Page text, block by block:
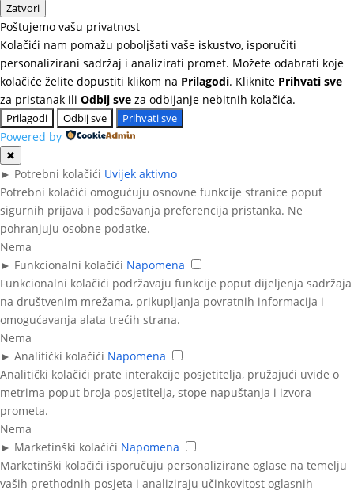
Zatvori
Poštujemo vašu privatnost
Kolačići nam pomažu poboljšati vaše iskustvo, isporučiti
personalizirani sadržaj i analizirati promet. Možete odabrati koje
kolačiće želite dopustiti klikom na Prilagodi. Kliknite Prihvati sve
za pristanak ili Odbij sve za odbijanje nebitnih kolačića.
Prilagodi Odbij sve Prihvati sve
Powered by
✖
► Potrebni kolačići Uvijek aktivno
Potrebni kolačići omogućuju osnovne funkcije stranice poput
sigurnih prijava i podešavanja preferencija pristanka. Ne
pohranjuju osobne podatke.
Nema
► Funkcionalni kolačići Napomena
Funkcionalni kolačići podržavaju funkcije poput dijeljenja sadržaja
na društvenim mrežama, prikupljanja povratnih informacija i
omogućavanja alata trećih strana.
Nema
► Analitički kolačići Napomena
Analitički kolačići prate interakcije posjetitelja, pružajući uvide o
metrima poput broja posjetitelja, stope napuštanja i izvora
prometa.
Nema
► Marketinški kolačići Napomena
Marketinški kolačići isporučuju personalizirane oglase na temelju
vaših prethodnih posjeta i analiziraju učinkovitost oglasnih